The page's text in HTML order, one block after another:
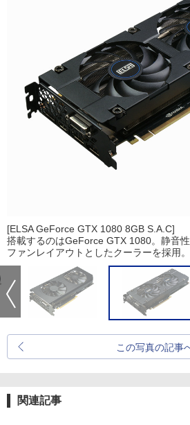
[ELSA GeForce GTX 1080 8GB S.A.C]
搭載するのはGeForce GTX 1080。静音
ファンレイアウトとしたクーラーを採用。
この写真の記事
関連記事